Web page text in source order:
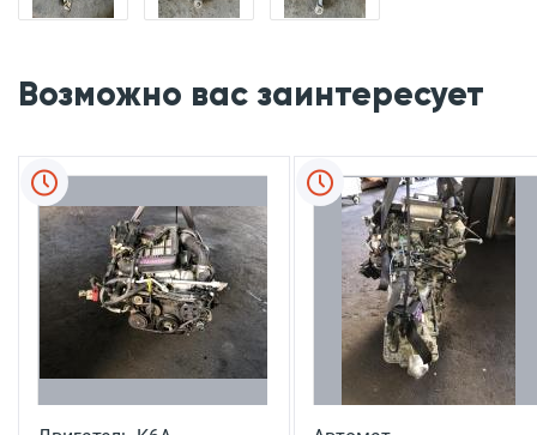
Возможно вас заинтересует